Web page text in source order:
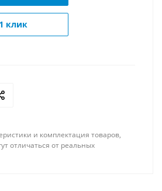
клик
и комплектация товаров,
отличаться от реальных